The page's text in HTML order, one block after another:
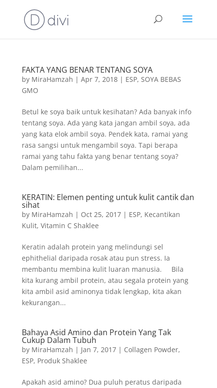
FAKTA YANG BENAR TENTANG SOYA
by MiraHamzah | Apr 7, 2018| ESP, SOYA BEBAS
GMO
Betul ke soya baik untuk kesihatan? Ada banyak info
tentang soya. Ada yang kata jangan ambil soya, ada
yang kata elok ambil soya. Pendek kata, ramai yang
rasa sangsi untuk mengambil soya. Tapi berapa
ramai yang tahu fakta yang benar tentang soya?
Dalam pemilihan...
KERATIN: Elemen penting untuk kulit cantik dan
sihat
by MiraHamzah | Oct 25, 2017| ESP, Kecantikan
Kulit, Vitamin C Shaklee
Keratin adalah protein yang melindungi sel
ephithelial daripada rosak atau pun stress. Ia
membantu membina kulit luaran manusia. Bila
kita kurang ambil protein, atau segala protein yang
kita ambil asid aminonya tidak lengkap, kita akan
kekurangan...
Bahaya Asid Amino dan Protein Yang Tak
Cukup Dalam Tubuh
by MiraHamzah | Jan 7, 2017| Collagen Powder,
ESP, Produk Shaklee
Apakah asid amino? Dua puluh peratus daripada